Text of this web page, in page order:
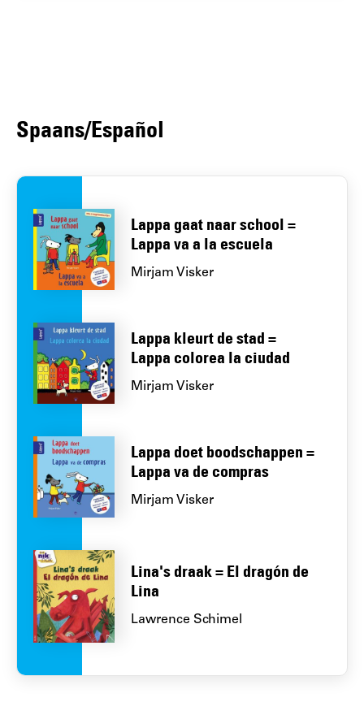
Spaans/Español
Lappa gaat naar school =
Lappa va a la escuela
Mirjam Visker
Lappa kleurt de stad =
Lappa colorea la ciudad
Mirjam Visker
Lappa doet boodschappen =
Lappa va de compras
Mirjam Visker
Lina's draak = El dragón de
Lina
Lawrence Schimel